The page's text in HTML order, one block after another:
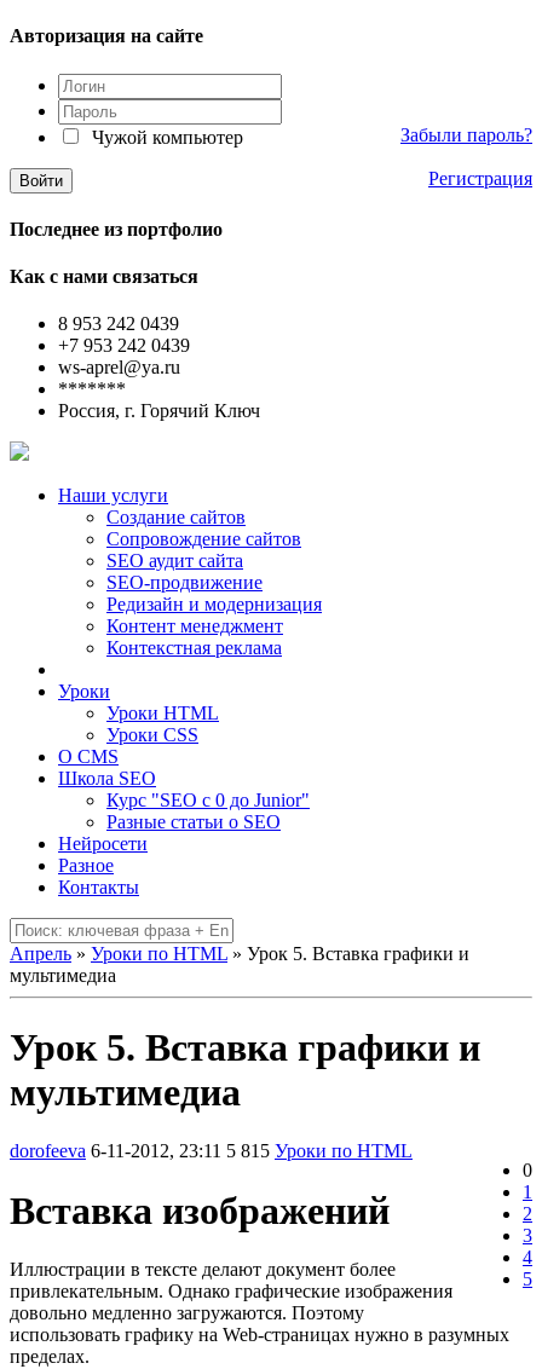
Авторизация на сайте
Чужой компьютер Забыли пароль?
Регистрация
Последнее из портфолио
Как с нами связаться
8 953 242 0439
+7 953 242 0439
ws-aprel@ya.ru
*******
Россия, г. Горячий Ключ
Наши услуги
Создание сайтов
Сопровождение сайтов
SEO аудит сайта
SEO-продвижение
Редизайн и модернизация
Контент менеджмент
Контекстная реклама
Уроки
Уроки HTML
Уроки CSS
О CMS
Школа SEO
Курс "SEO c 0 до Junior"
Разные статьи о SEO
Нейросети
Разное
Контакты
Апрель » Уроки по HTML » Урок 5. Вставка графики и
мультимедиа
Урок 5. Вставка графики и
мультимедиа
dorofeeva 6-11-2012, 23:11 5 815 Уроки по HTML
0
1
2
3
4
5
Вставка изображений
Иллюстрации в тексте делают документ более
привлекательным. Однако графические изображения
довольно медленно загружаются. Поэтому
использовать графику на Web-страницах нужно в разумных
пределах.